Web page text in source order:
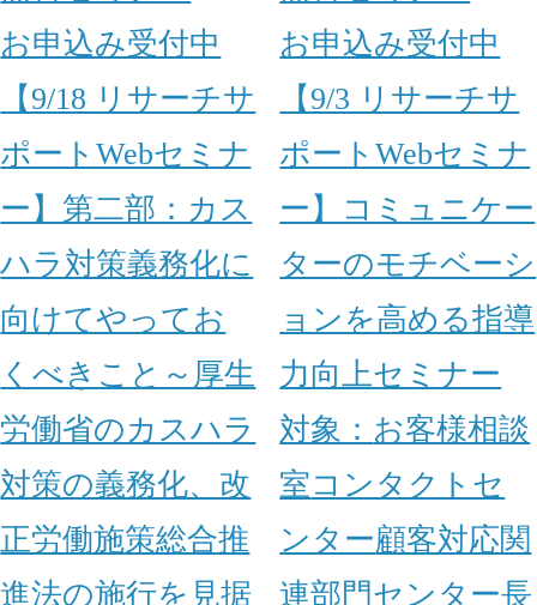
お申込み受付中
【9/18 リサーチサ
ポートWebセミナ
ー】第二部：カス
ハラ対策義務化に
向けてやってお
くべきこと～厚生
労働省のカスハラ
対策の義務化、改
正労働施策総合推
進法の施行を見据
お申込み受付中
【9/3 リサーチサ
ポートWebセミナ
ー】コミュニケー
ターのモチベーシ
ョンを高める指導
力向上セミナー
対象： お客様相談
室コンタクトセ
ンター顧客対応関
連部門センター長